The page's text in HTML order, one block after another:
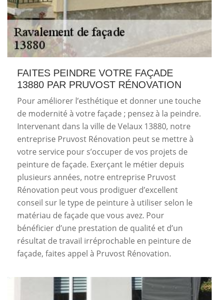
FAITES PEINDRE VOTRE FAÇADE
13880 PAR PRUVOST RÉNOVATION
Pour améliorer l’esthétique et donner une touche
de modernité à votre façade ; pensez à la peindre.
Intervenant dans la ville de Velaux 13880, notre
entreprise Pruvost Rénovation peut se mettre à
votre service pour s’occuper de vos projets de
peinture de façade. Exerçant le métier depuis
plusieurs années, notre entreprise Pruvost
Rénovation peut vous prodiguer d’excellent
conseil sur le type de peinture à utiliser selon le
matériau de façade que vous avez. Pour
bénéficier d’une prestation de qualité et d’un
résultat de travail irréprochable en peinture de
façade, faites appel à Pruvost Rénovation.